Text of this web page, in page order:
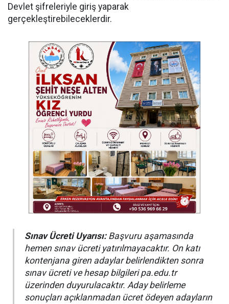
Devlet şifreleriyle giriş yaparak
gerçekleştirebileceklerdir.
Sınav Ücreti Uyarısı:Başvuru aşamasında
hemen sınav ücreti yatırılmayacaktır. On katı
kontenjana giren adaylar belirlendikten sonra
sınav ücreti ve hesap bilgileri pa.edu.tr
üzerinden duyurulacaktır. Aday belirleme
sonuçları açıklanmadan ücret ödeyen adayların